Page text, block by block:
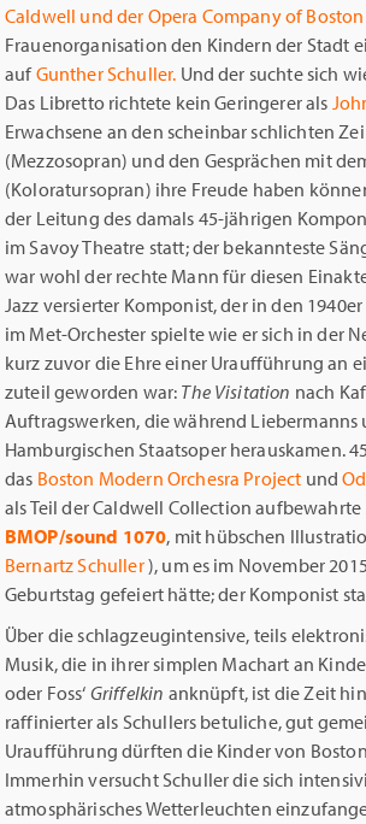
Caldwell und der Opera Company of
Frauenorganisation den Kindern der Stadt
aufGunther Schuller. Und der suchte sich
Das Libretto richtete kein Geringerer als
Erwachsene an den scheinbar schlichten
(Mezzosopran) und den Gesprächen mit
(Koloratursopran) ihre Freude haben
der Leitung des damals 45-jährigen
im Savoy Theatre statt; der bekannteste
war wohl der rechte Mann für diesen
Jazz versierter Komponist, der in den
im Met-Orchester spielte wie er sich in der
kurz zuvor die Ehre einer Uraufführung an
zuteil geworden war: The Visitation nach
Auftragswerken, die während
Hamburgischen Staatsoper herauskamen.
das Boston Modern Orchesra Project und
als Teil der Caldwell Collection
BMOP/sound 1070, mit hübschen
Bernartz Schuller), um es im November
Geburtstag gefeiert hätte; der Komponist
Über die schlagzeugintensive, teils
Musik, die in ihrer simplen Machart an
oder Foss‘ Griffelkin anknüpft, ist die Zeit
raffinierter als Schullers betuliche, gut
Uraufführung dürften die Kinder von
Immerhin versucht Schuller die sich
atmosphärisches Wetterleuchten